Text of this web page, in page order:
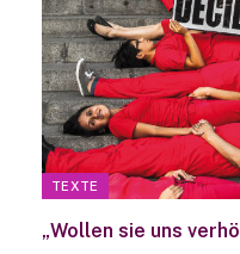
TEXTE
„Wollen sie uns